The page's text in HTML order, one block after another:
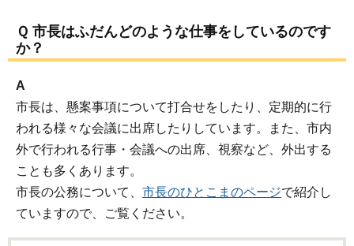
Ｑ 市長はふだんどのような仕事をしているのです
か？
A
市長は、懸案事項について打合せをしたり、定期的に行
われる様々な会議に出席したりしています。また、市内
外で行われる行事・会議への出席、視察など、外出する
ことも多くあります。
市長の公務について、 市長のひとこまのページで紹介し
ていますので、ご覧ください。